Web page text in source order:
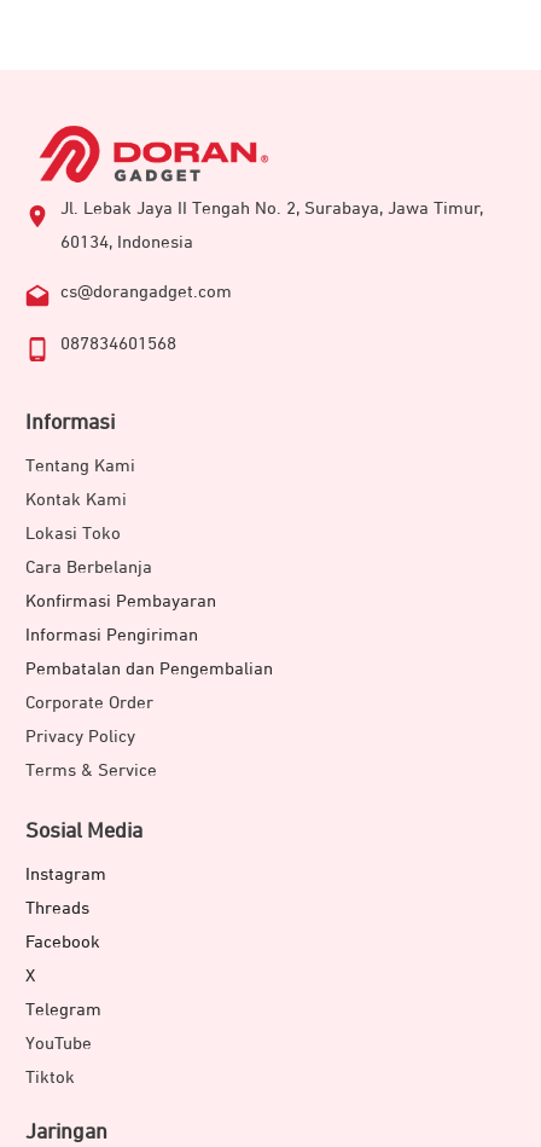
Jl. Lebak Jaya II Tengah No. 2, Surabaya, Jawa Timur,
60134, Indonesia
cs@dorangadget.com
087834601568
Informasi
Tentang Kami
Kontak Kami
Lokasi Toko
Cara Berbelanja
Konfirmasi Pembayaran
Informasi Pengiriman
Pembatalan dan Pengembalian
Corporate Order
Privacy Policy
Terms & Service
Sosial Media
Instagram
Threads
Facebook
X
Telegram
YouTube
Tiktok
Jaringan